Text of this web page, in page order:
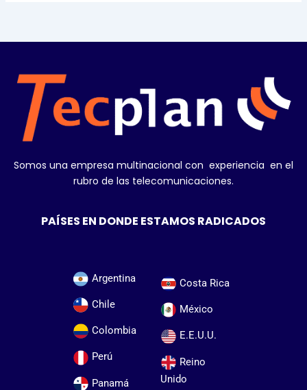
Somos una empresa multinacional con experiencia en el
rubro de las telecomunicaciones.
PAÍSES EN DONDE ESTAMOS RADICADOS
Argentina
Chile
Colombia
Perú
Panamá
Costa Rica
México
E.E.U.U.
Reino
Unido